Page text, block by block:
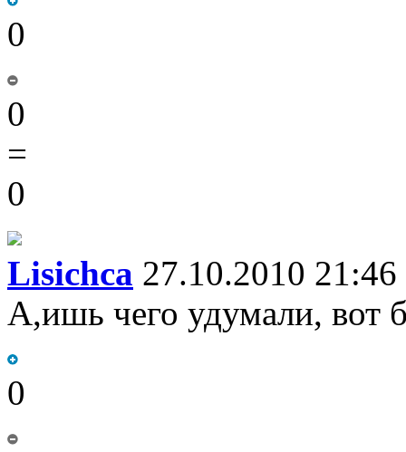
0
0
=
0
Lisichca 27.10.2010 21:46
А,ишь чего удумали, вот
0